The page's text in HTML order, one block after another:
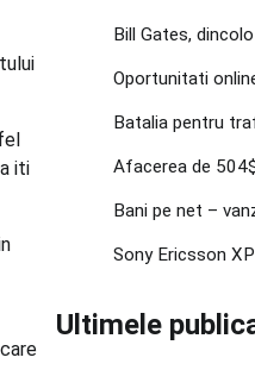
iti
Bill Gates,
Oportunitati
Batalia pentru
Afacerea de
Bani pe net –
Sony Ericsson
Ultimele